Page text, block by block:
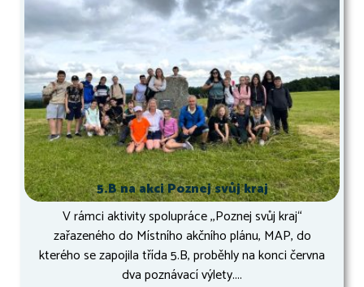
5.B na akci Poznej svůj kraj
V rámci aktivity spolupráce ,,Poznej svůj kraj“
zařazeného do Místního akčního plánu, MAP, do
kterého se zapojila třída 5.B, proběhly na konci června
dva poznávací výlety....